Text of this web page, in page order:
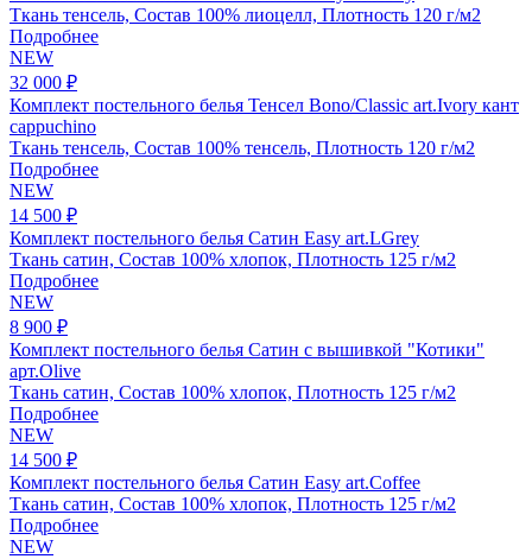
Ткань тенсель, Состав 100% лиоцелл, Плотность 120 г/м2
Подробнее
NEW
32 000 ₽
Комплект постельного белья Тенсел Bono/Classic art.Ivory кант
cappuchino
Ткань тенсель, Состав 100% тенсель, Плотность 120 г/м2
Подробнее
NEW
14 500 ₽
Комплект постельного белья Сатин Easy art.LGrey
Ткань сатин, Состав 100% хлопок, Плотность 125 г/м2
Подробнее
NEW
8 900 ₽
Комплект постельного белья Сатин с вышивкой "Котики"
арт.Olive
Ткань сатин, Состав 100% хлопок, Плотность 125 г/м2
Подробнее
NEW
14 500 ₽
Комплект постельного белья Сатин Easy art.Coffee
Ткань сатин, Состав 100% хлопок, Плотность 125 г/м2
Подробнее
NEW